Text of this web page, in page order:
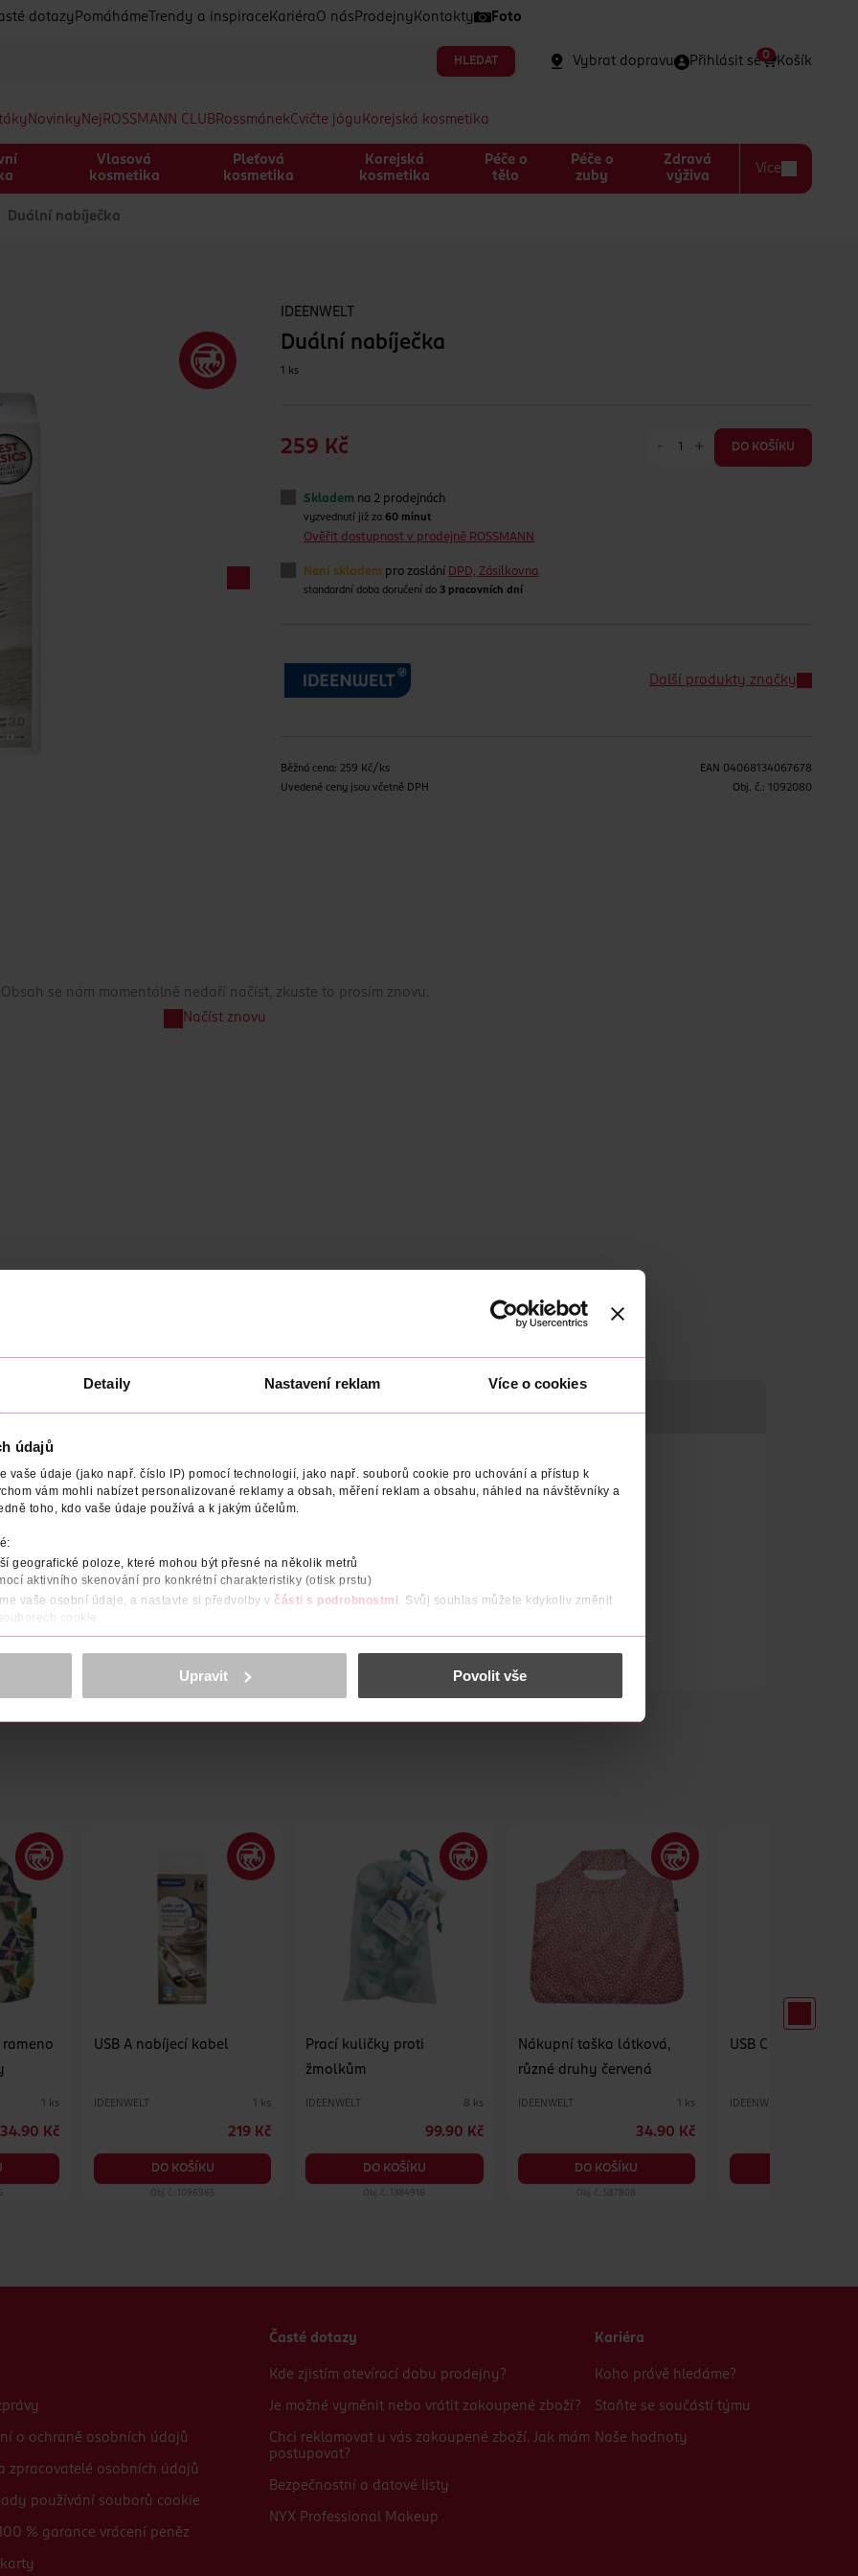
Detaily Nastavení reklam Více o cookies
údajů
vaše údaje (jako např. číslo IP) pomocí technologií, jako např. souborů cookie pro uchování a přístup k
vám mohli nabízet personalizované reklamy a obsah, měření reklam a obsahu, náhled na návštěvníky a
toho, kdo vaše údaje používá a k jakým účelům.
geografické poloze, které mohou být přesné na několik metrů
aktivního skenování pro konkrétní charakteristiky (otisk prstu)
vaše osobní údaje, a nastavte si předvolby v části s podrobnostmi. Svůj souhlas můžete kdykoliv změnit
cookie.
a reklam, funkcí sociálních médií, analýze návštěvnosti, které mohou nést osobní údaje.
osobních údajů.
<
Upravit Povolit vše
dotazy Pomáháme Trendy a inspirace Kariéra O nás Prodejny Kontakty Foto
HLEDAT Vybrat dopravu Přihlásit se Košík
0
Novinky Nej ROSSMANN CLUBRossmánekCvičte jógu Korejská kosmetika
Vlasová
kosmetika
Pleťová
kosmetika
Korejská
kosmetika
Péče o
tělo
Péče o
zuby
Zdravá
výživa
Více
Duální nabíječka
IDEENWELT
Duální nabíječka
1 ks
259 Kč - + DO KOŠÍKU
Skladem na 2 prodejnách
vyzvednutí již za60 minut
Ověřit dostupnost v prodejně ROSSMANN
Není skladem pro zaslání DPD, Zásilkovna
standardní doba doručení do 3 pracovních dní
Další produkty značky
Běžná cena: 259 Kč/ks
Uvedené ceny jsou včetně DPH
EAN 04068134067678
Obj. č.: 1092080
Obsah se nám momentálně nedaří načíst, zkuste to prosím znovu.
Načíst znovu
atd.
1 ks
34.90 Kč
USB A nabíjecí kabel
IDEENWELT 1 ks
219 Kč
DO KOŠÍKU
Obj. č.: 1096965
Prací kuličky proti
žmolkům
IDEENWELT 8 ks
99.90 Kč
DO KOŠÍKU
Obj. č.: 1384918
Nákupní taška látková,
různé druhy červená
IDEENWELT 1 ks
34.90 Kč
DO KOŠÍKU
Obj. č.: 587808
USB C KABEL 1,5M
IDEENWELT
o ochraně osobních údajů
zpracovatelé osobních údajů
používání souborů cookie
% garance vrácení peněz
Časté dotazy
Kde zjistím otevírací dobu prodejny?
Je možné vyměnit nebo vrátit zakoupené zboží?
Chci reklamovat u vás zakoupené zboží. Jak mám
postupovat?
Bezpečnostní a datové listy
NYX Professional Makeup
Kariéra
Koho právě hledáme?
Staňte se součástí týmu
Naše hodnoty